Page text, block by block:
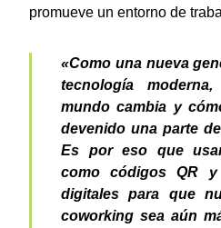
promueve un entorno de
«Como una nueva
tecnología
mundo cambia y
devenido una parte
Es por eso que
como códigos QR
digitales para que
coworking sea aún